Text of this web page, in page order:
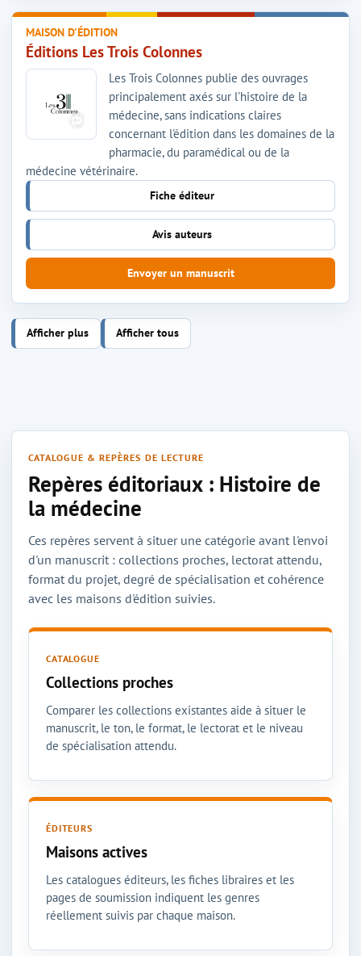
MAISON D'ÉDITION
Éditions Les Trois Colonnes
Les Trois Colonnes publie des ouvrages
principalement axés sur l'histoire de la
médecine, sans indications claires
concernant l'édition dans les domaines de la
pharmacie, du paramédical ou de la
médecine vétérinaire.
Fiche éditeur
Avis auteurs
Envoyer un manuscrit
Afficher plus Afficher tous
CATALOGUE & REPÈRES DE LECTURE
Repères éditoriaux : Histoire de
la médecine
Ces repères servent à situer une catégorie avant l'envoi
d'un manuscrit : collections proches, lectorat attendu,
format du projet, degré de spécialisation et cohérence
avec les maisons d'édition suivies.
CATALOGUE
Collections proches
Comparer les collections existantes aide à situer le
manuscrit, le ton, le format, le lectorat et le niveau
de spécialisation attendu.
ÉDITEURS
Maisons actives
Les catalogues éditeurs, les fiches libraires et les
pages de soumission indiquent les genres
réellement suivis par chaque maison.